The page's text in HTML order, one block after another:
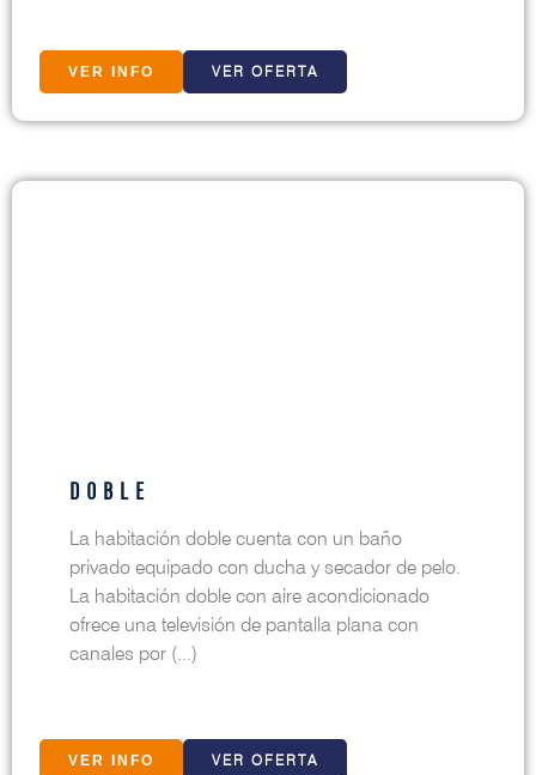
VER INFO VER OFERTA
DOBLE
La habitación doble cuenta con un baño
privado equipado con ducha y secador de pelo.
La habitación doble con aire acondicionado
ofrece una televisión de pantalla plana con
canales por (...)
VER INFO VER OFERTA